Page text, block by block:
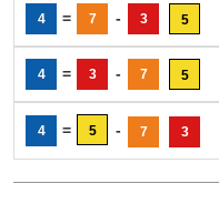
4 = 7 - 3 5
4 = 3 - 7 5
4 = 5 - 7 3